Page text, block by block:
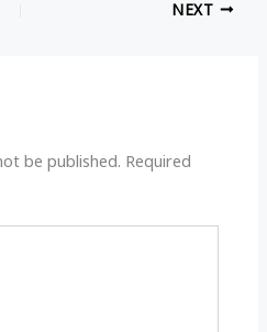
NEXT
be published. Required